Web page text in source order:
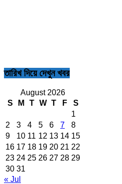
তারিখ দিয়ে দেখুন খবর
August 2026
S
M T W T F
S
1
2
3 4 5 6 7
8
9
10 11 12 13 14 15
16 17 18 19 20 21 22
23 24 25 26 27 28 29
30 31
« Jul